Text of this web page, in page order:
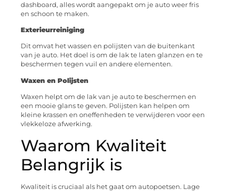
dashboard, alles wordt aangepakt om je auto weer fris
en schoon te maken.
Exterieurreiniging
Dit omvat het wassen en polijsten van de buitenkant
van je auto. Het doel is om de lak te laten glanzen en te
beschermen tegen vuil en andere elementen.
Waxen en Polijsten
Waxen helpt om de lak van je auto te beschermen en
een mooie glans te geven. Polijsten kan helpen om
kleine krassen en oneffenheden te verwijderen voor een
vlekkeloze afwerking.
Waarom Kwaliteit
Belangrijk is
Kwaliteit is cruciaal als het gaat om autopoetsen. Lage